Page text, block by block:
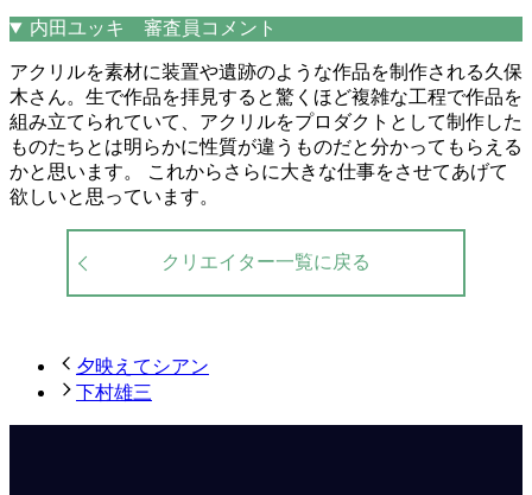
内田ユッキ 審査員コメント
アクリルを素材に装置や遺跡のような作品を制作される久保
木さん。生で作品を拝見すると驚くほど複雑な工程で作品を
組み立てられていて、アクリルをプロダクトとして制作した
ものたちとは明らかに性質が違うものだと分かってもらえる
かと思います。 これからさらに大きな仕事をさせてあげて
欲しいと思っています。
クリエイター一覧に戻る
夕映えてシアン
下村雄三